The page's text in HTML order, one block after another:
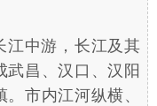
江中游，长江及其
武昌、汉口、汉阳
市内江河纵横、